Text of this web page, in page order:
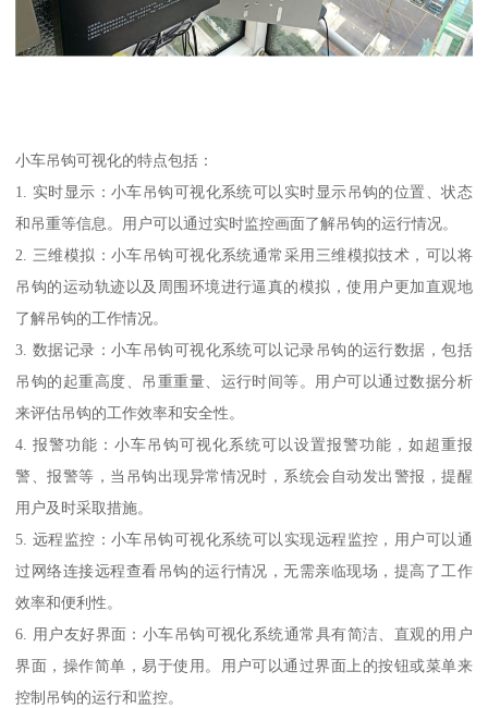
小车吊钩可视化的特点包括：
1. 实时显示：小车吊钩可视化系统可以实时显示吊钩的位置、状态
和吊重等信息。用户可以通过实时监控画面了解吊钩的运行情况。
2. 三维模拟：小车吊钩可视化系统通常采用三维模拟技术，可以将
吊钩的运动轨迹以及周围环境进行逼真的模拟，使用户更加直观地
了解吊钩的工作情况。
3. 数据记录：小车吊钩可视化系统可以记录吊钩的运行数据，包括
吊钩的起重高度、吊重重量、运行时间等。用户可以通过数据分析
来评估吊钩的工作效率和安全性。
4. 报警功能：小车吊钩可视化系统可以设置报警功能，如超重报
警、报警等，当吊钩出现异常情况时，系统会自动发出警报，提醒
用户及时采取措施。
5. 远程监控：小车吊钩可视化系统可以实现远程监控，用户可以通
过网络连接远程查看吊钩的运行情况，无需亲临现场，提高了工作
效率和便利性。
6. 用户友好界面：小车吊钩可视化系统通常具有简洁、直观的用户
界面，操作简单，易于使用。用户可以通过界面上的按钮或菜单来
控制吊钩的运行和监控。